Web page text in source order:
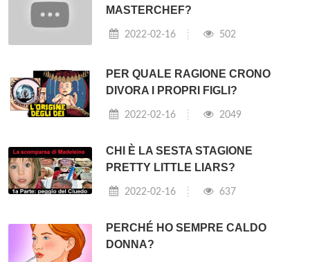
MASTERCHEF?
2022-02-16 502
PER QUALE RAGIONE CRONO
DIVORA I PROPRI FIGLI?
2022-02-16 2049
CHI È LA SESTA STAGIONE
PRETTY LITTLE LIARS?
2022-02-16 637
PERCHÉ HO SEMPRE CALDO
DONNA?